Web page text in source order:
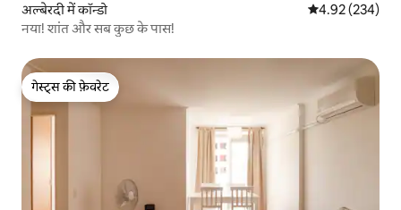
अल्बेरदी में कॉन्डो औसत रेटिंग 5 में से
4.92 (234)
नया! शांत और सब कुछ के पास!
गेस्ट्स की फ़ेवरेट
गेस्ट्स की फ़ेवरेट